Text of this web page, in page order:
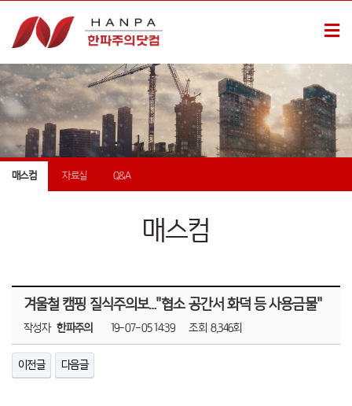
매스컴 자료실 Q&A
매스컴
겨울철 캠핑 질식주의보…"협소 공간서 화덕 등 사용금물"
작성자 한파주의 19-07-05 14:39 조회 8,346회
이전글 다음글